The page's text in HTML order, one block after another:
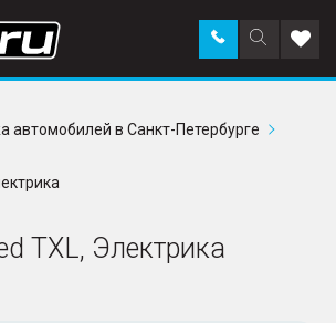
Поиск
по
Заказать
звонок в
автомобилей в Санкт-Петербурге
TXL, Электрика